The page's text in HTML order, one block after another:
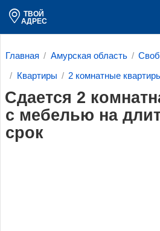
ТВОЙ
АДРЕС
Главная Амурская область
Квартиры 2 комнатные
Сдается 2
с мебелью на
срок